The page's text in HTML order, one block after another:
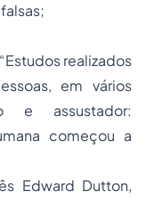
realizados
em vários
e assustador:
começou a
Edward Dutton,